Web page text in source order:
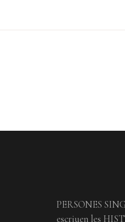
PERSONES
escriuen les